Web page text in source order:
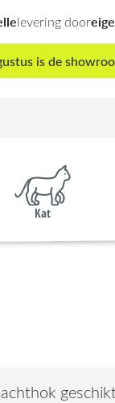
levering door
is de
Kat